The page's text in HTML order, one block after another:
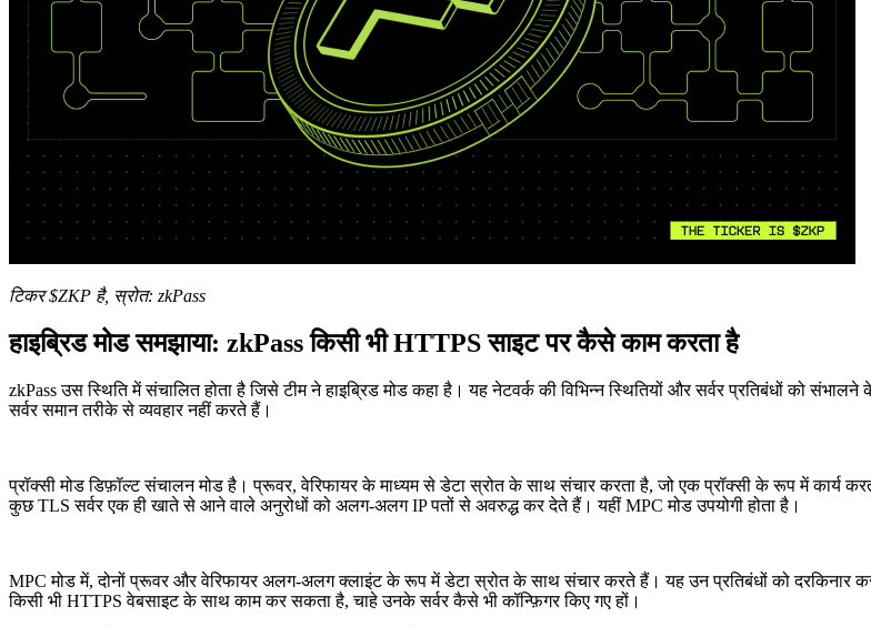
टिकर $ZKP है, स्रोत: zkPass
हाइब्रिड मोड समझाया: zkPass किसी भी HTTPS साइट पर कैसे काम करता है
zkPass उस स्थिति में संचालित होता है जिसे टीम ने हाइब्रिड मोड कहा है। यह नेटवर्क की विभिन्न स्थितियों और सर्वर प्रतिबंधों को
सर्वर समान तरीके से व्यवहार नहीं करते हैं।
प्रॉक्सी मोड डिफ़ॉल्ट संचालन मोड है। प्रूवर, वेरिफायर के माध्यम से डेटा स्रोत के साथ संचार करता है, जो एक प्रॉक्सी के रूप में कार्य
कुछ TLS सर्वर एक ही खाते से आने वाले अनुरोधों को अलग-अलग IP पतों से अवरुद्ध कर देते हैं। यहीं MPC मोड उपयोगी होता है।
MPC मोड में, दोनों प्रूवर और वेरिफायर अलग-अलग क्लाइंट के रूप में डेटा स्रोत के साथ संचार करते हैं। यह उन प्रतिबंधों को दरकिनार
किसी भी HTTPS वेबसाइट के साथ काम कर सकता है, चाहे उनके सर्वर कैसे भी कॉन्फ़िगर किए गए हों।